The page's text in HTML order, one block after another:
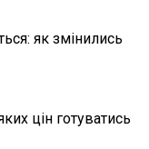
як змінились
цін готуватись